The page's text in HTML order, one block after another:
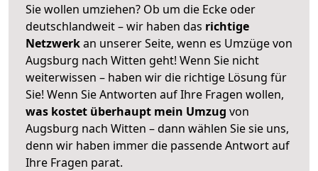
Sie wollen umziehen? Ob um die Ecke oder
deutschlandweit – wir haben das richtige
Netzwerkan unserer Seite, wenn es Umzüge von
Augsburg nach Witten geht! Wenn Sie nicht
weiterwissen – haben wir die richtige Lösung für
Sie! Wenn Sie Antworten auf Ihre Fragen wollen,
was kostet überhaupt mein Umzug von
Augsburg nach Witten – dann wählen Sie sie uns,
denn wir haben immer die passende Antwort auf
Ihre Fragen parat.